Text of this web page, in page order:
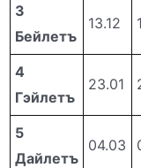
3
Бейлетъ
13.12
4
Гэйлетъ
23.01
5
Дайлетъ
04.03